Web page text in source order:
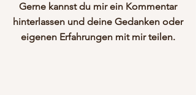
Gerne kannst du mir ein Kommentar
hinterlassen und deine Gedanken oder
eigenen Erfahrungen mit mir teilen.